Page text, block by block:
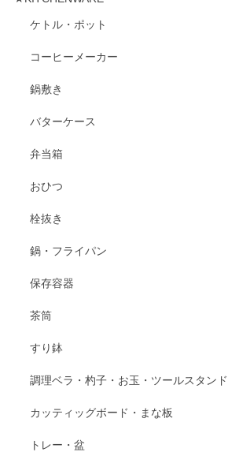
ケトル・ポット
コーヒーメーカー
鍋敷き
バターケース
弁当箱
おひつ
栓抜き
鍋・フライパン
保存容器
茶筒
すり鉢
調理ベラ・杓子・お玉・ツールスタンド
カッティッグボード・まな板
トレー・盆